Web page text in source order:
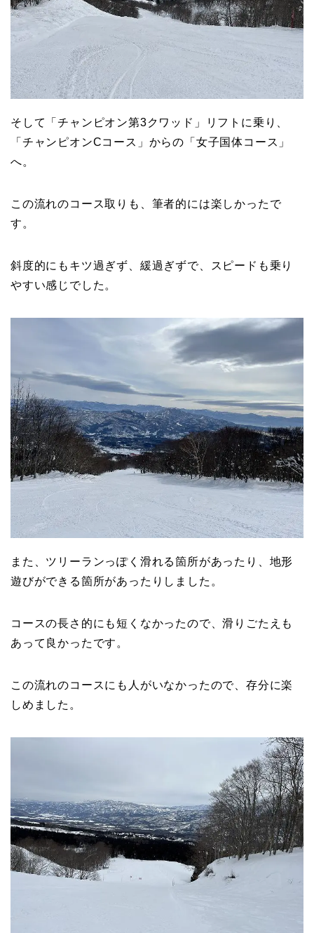
そして「チャンピオン第3クワッド」リフトに乗り、
「チャンピオンCコース」からの「女子国体コース」
へ。
この流れのコース取りも、筆者的には楽しかったで
す。
斜度的にもキツ過ぎず、緩過ぎずで、スピードも乗り
やすい感じでした。
また、ツリーランっぽく滑れる箇所があったり、地形
遊びができる箇所があったりしました。
コースの長さ的にも短くなかったので、滑りごたえも
あって良かったです。
この流れのコースにも人がいなかったので、存分に楽
しめました。